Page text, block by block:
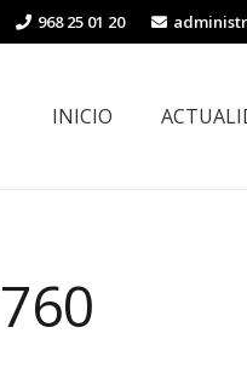
968 25 01 20
INICIO